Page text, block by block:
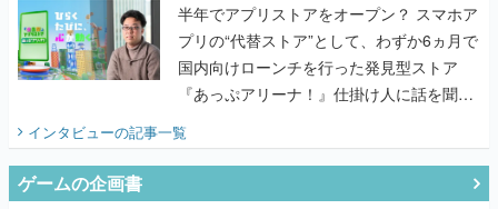
半年でアプリストアをオープン？ スマホア
プリの“代替ストア”として、わずか6ヵ月で
国内向けローンチを行った発見型ストア
『あっぷアリーナ！』仕掛け人に話を聞い
インタビューの記事一覧
ゲームの企画書